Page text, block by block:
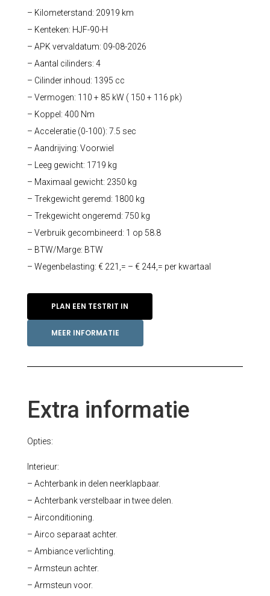
– Kilometerstand: 20919 km
– Kenteken: HJF-90-H
– APK vervaldatum: 09-08-2026
– Aantal cilinders: 4
– Cilinder inhoud: 1395 cc
– Vermogen: 110 + 85 kW ( 150 + 116 pk)
– Koppel: 400 Nm
– Acceleratie (0-100): 7.5 sec
– Aandrijving: Voorwiel
– Leeg gewicht: 1719 kg
– Maximaal gewicht: 2350 kg
– Trekgewicht geremd: 1800 kg
– Trekgewicht ongeremd: 750 kg
– Verbruik gecombineerd: 1 op 58.8
– BTW/Marge: BTW
– Wegenbelasting: € 221,= – € 244,= per kwartaal
PLAN EEN TESTRIT IN
MEER INFORMATIE
Extra informatie
Opties:
Interieur:
– Achterbank in delen neerklapbaar.
– Achterbank verstelbaar in twee delen.
– Airconditioning.
– Airco separaat achter.
– Ambiance verlichting.
– Armsteun achter.
– Armsteun voor.